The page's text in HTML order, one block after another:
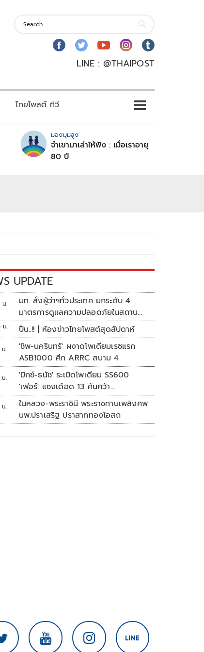
LINE : @THAIPOST
ไทยโพสต์ ทีวี
มองมุมสูง
จำเขามาเล่าให้ฟัง : เมื่อเราอายุ
80 ปี
UPDATE
น.
มท. สั่งผู้ว่าฯทั่วประเทศ ยกระดับ 4
มาตรการดูแลความปลอดภัยในสถาน
ศึกษา
น. ปืน..!! | ห้องข่าวไทยโพสต์สุดสัปดาห์
น.
'ชิพ-นครินทร์' ผงาดโพเดียมเรซแรก
ASB1000 ศึก ARRC สนาม 4
น.
'มิกซ์-ธนัช' ระเบิดโพเดียม SS600
'เฟอร์' แซงเดือด 13 คันคว้า
แต้ม ศึก ARRC สนาม 4
น.
ในหลวง-พระราชินี พระราชทานเพลิงศพ
นพ.ปราเสริฐ ปราสาททองโอสถ